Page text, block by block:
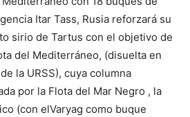
Itar Tass, Rusia reforzará su
sirio de Tartus con el objetivo de
del Mediterráneo, (disuelta en
la URSS), cuya columna
por la Flota del Mar Negro , la
(con elVaryag como buque